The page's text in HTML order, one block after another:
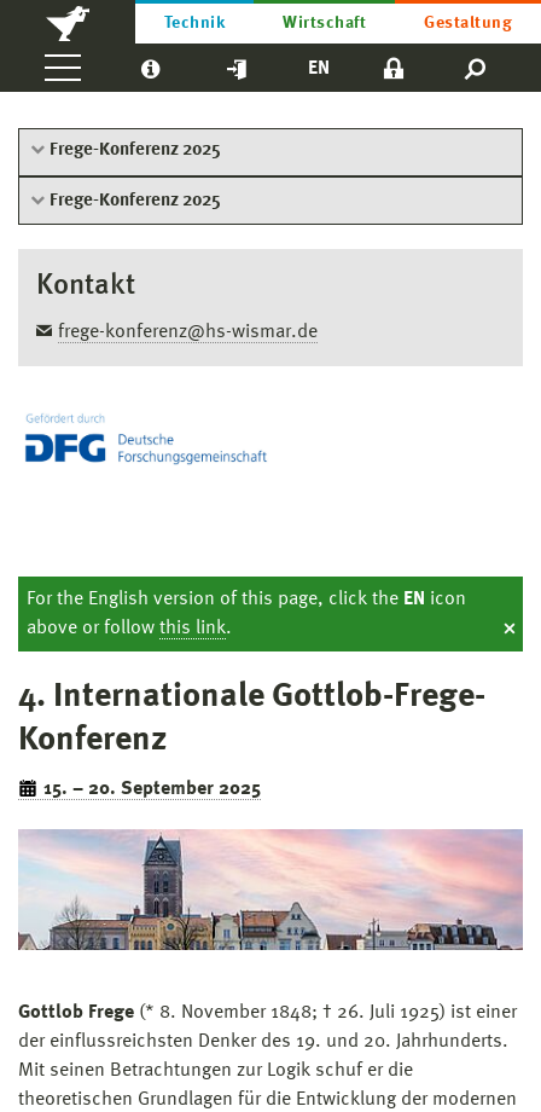
Technik Wirtschaft Gestaltung
EN
Frege-Konferenz 2025
Frege-Konferenz 2025
Kontakt
frege-konferenz@hs-wismar.de
For the English version of this page, click the EN icon
above or follow this link. ⨉
4. Internationale Gottlob-Frege-
Konferenz
15. – 20. September 2025
Gottlob Frege (* 8. November 1848; † 26. Juli 1925) ist einer
der einflussreichsten Denker des 19. und 20. Jahrhunderts.
Mit seinen Betrachtungen zur Logik schuf er die
theoretischen Grundlagen für die Entwicklung der modernen